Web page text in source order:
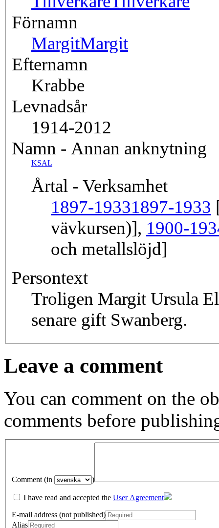
Förnamn
MargitMargit
Efternamn
Krabbe
Levnadsår
1914-2012
Namn - Annan anknytning
KSAL
Årtal - Verksamhet
1897-19331897-1933
vävkursen)], 1900-
och metallslöjd]
Persontext
Troligen Margit Ursula
senare gift Swanberg.
Leave a comment
You can comment on the
comments before
Comment (in )
I have read and accepted the User Agreement
E-mail address (not published)
Alias